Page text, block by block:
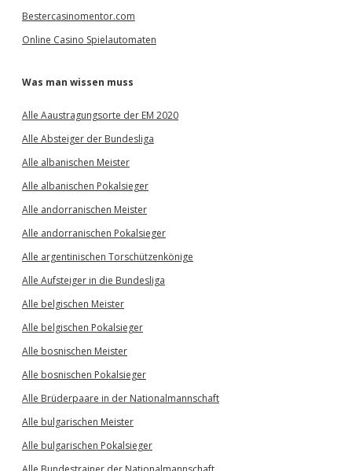
Bestercasinomentor.com
Online Casino Spielautomaten
Was man wissen muss
Alle Aaustragungsorte der EM 2020
Alle Absteiger der Bundesliga
Alle albanischen Meister
Alle albanischen Pokalsieger
Alle andorranischen Meister
Alle andorranischen Pokalsieger
Alle argentinischen Torschützenkönige
Alle Aufsteiger in die Bundesliga
Alle belgischen Meister
Alle belgischen Pokalsieger
Alle bosnischen Meister
Alle bosnischen Pokalsieger
Alle Brüderpaare in der Nationalmannschaft
Alle bulgarischen Meister
Alle bulgarischen Pokalsieger